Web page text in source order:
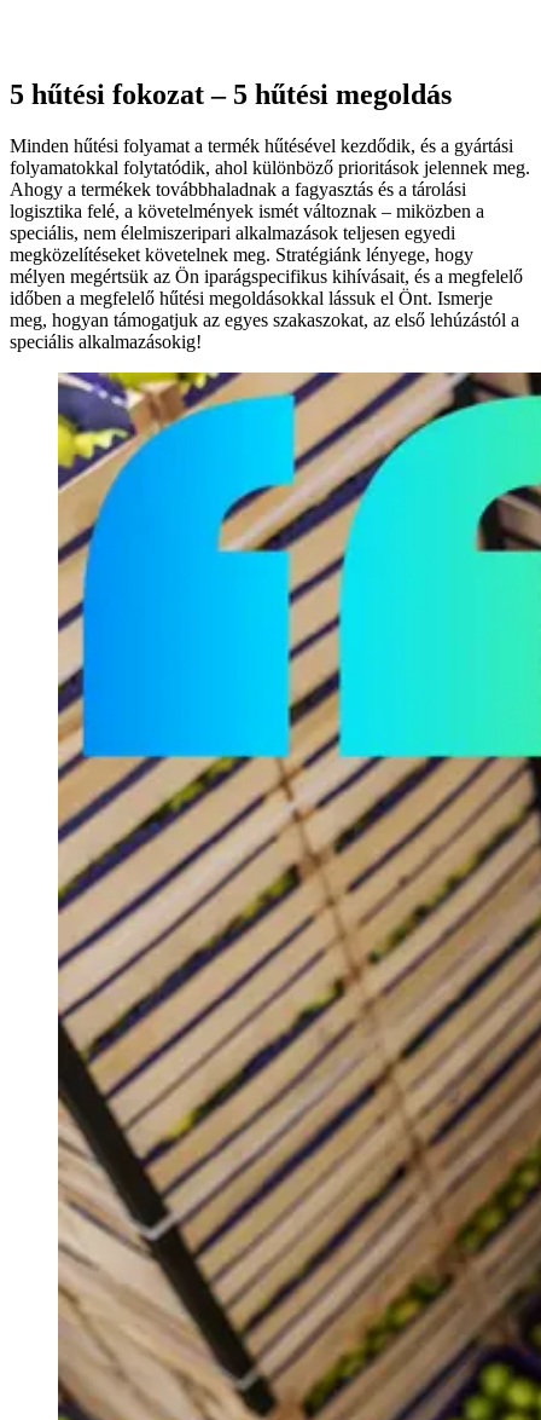
5 hűtési fokozat – 5 hűtési megoldás
Minden hűtési folyamat a termék hűtésével kezdődik, és a gyártási
folyamatokkal folytatódik, ahol különböző prioritások jelennek meg.
Ahogy a termékek továbbhaladnak a fagyasztás és a tárolási
logisztika felé, a követelmények ismét változnak – miközben a
speciális, nem élelmiszeripari alkalmazások teljesen egyedi
megközelítéseket követelnek meg. Stratégiánk lényege, hogy
mélyen megértsük az Ön iparágspecifikus kihívásait, és a megfelelő
időben a megfelelő hűtési megoldásokkal lássuk el Önt. Ismerje
meg, hogyan támogatjuk az egyes szakaszokat, az első lehúzástól a
speciális alkalmazásokig!